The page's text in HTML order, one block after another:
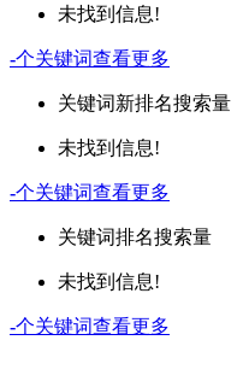
未找到信息!
-个关键词查看更多
关键词新排名搜索量
未找到信息!
-个关键词查看更多
关键词排名搜索量
未找到信息!
-个关键词查看更多